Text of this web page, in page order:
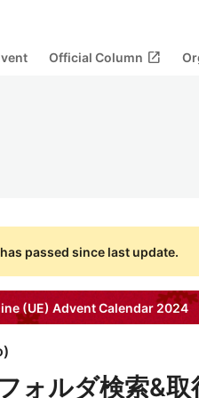
Official Column open_in_new
passed since last update.
(UE) Advent Calendar2024
)
ォルダ検索&取